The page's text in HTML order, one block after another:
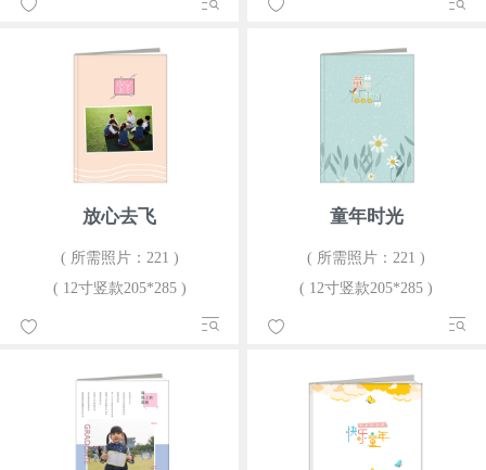
放心去飞
( 所需照片：221 )
( 12寸竖款205*285 )
童年时光
( 所需照片：221 )
( 12寸竖款205*285 )